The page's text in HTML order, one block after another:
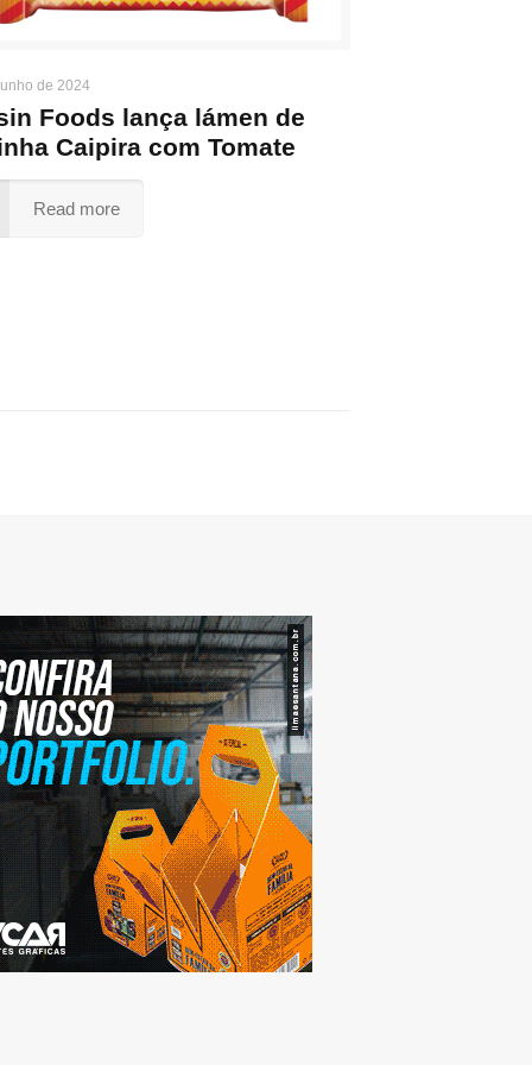
de 2024
Foods lança lámen de
Caipira com Tomate
Read more